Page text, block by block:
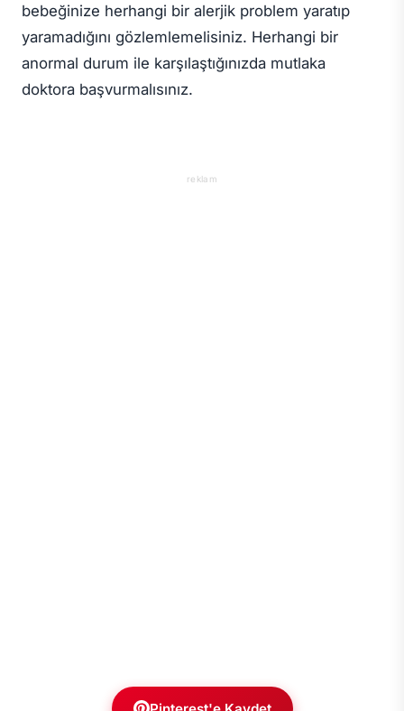
bebeğinize herhangi bir alerjik problem yaratıp
yaramadığını gözlemlemelisiniz. Herhangi bir
anormal durum ile karşılaştığınızda mutlaka
doktora başvurmalısınız.
reklam